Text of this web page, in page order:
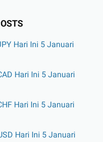
Hari Ini 5 Januari
Hari Ini 5 Januari
Hari Ini 5 Januari
Hari Ini 5 Januari